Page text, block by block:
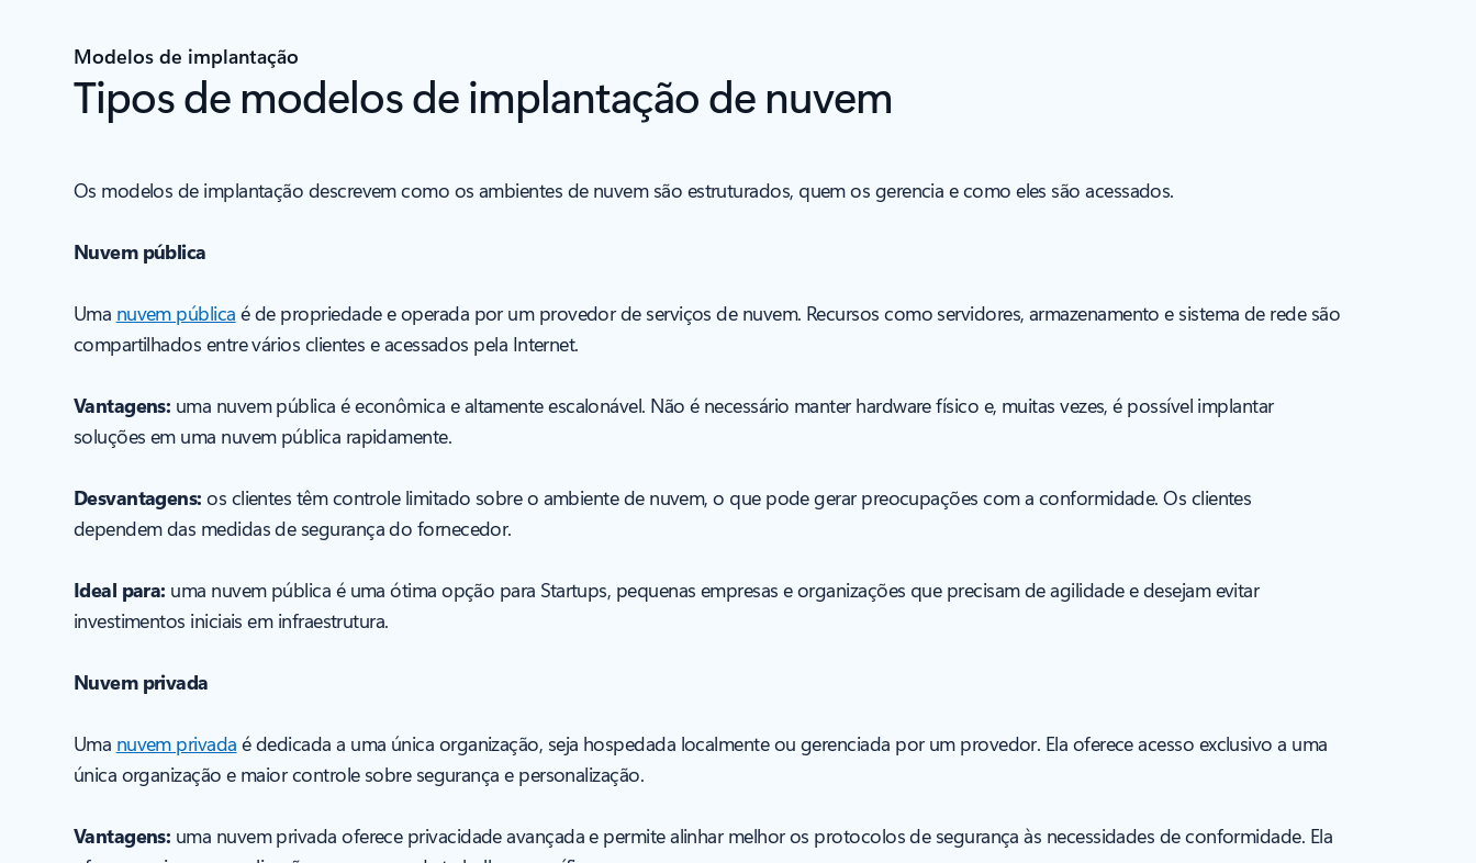
Modelos de implantação
Tipos de modelos de implantação de nuvem
Os modelos de implantação descrevem como os ambientes de nuvem são estruturados, quem os gerencia e como eles são acessados.
Nuvem pública
Uma nuvem pública é de propriedade e operada por um provedor de serviços de nuvem. Recursos como servidores, armazenamento e sistema de rede são
compartilhados entre vários clientes e acessados pela Internet.
Vantagens: uma nuvem pública é econômica e altamente escalonável. Não é necessário manter hardware físico e, muitas vezes, é possível implantar
soluções em uma nuvem pública rapidamente.
Desvantagens: os clientes têm controle limitado sobre o ambiente de nuvem, o que pode gerar preocupações com a conformidade. Os clientes
dependem das medidas de segurança do fornecedor.
Ideal para: uma nuvem pública é uma ótima opção para Startups, pequenas empresas e organizações que precisam de agilidade e desejam evitar
investimentos iniciais em infraestrutura.
Nuvem privada
Uma nuvem privada é dedicada a uma única organização, seja hospedada localmente ou gerenciada por um provedor. Ela oferece acesso exclusivo a uma
única organização e maior controle sobre segurança e personalização.
Vantagens: uma nuvem privada oferece privacidade avançada e permite alinhar melhor os protocolos de segurança às necessidades de conformidade. Ela